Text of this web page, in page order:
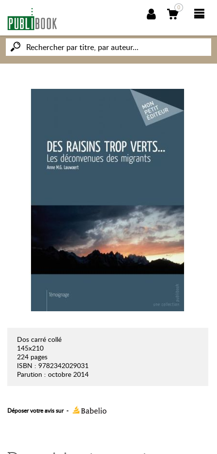
0
NOUVEAUTÉS
PUBLIBOOK
SOCIÉTÉ DES ÉCRIVAINS
CONNAISSANCES ET SAVOIRS
MON PETIT ÉDITEUR
Dos carré collé
145x210
224 pages
ISBN : 9782342029031
Parution : octobre 2014
Déposer votre avis sur -